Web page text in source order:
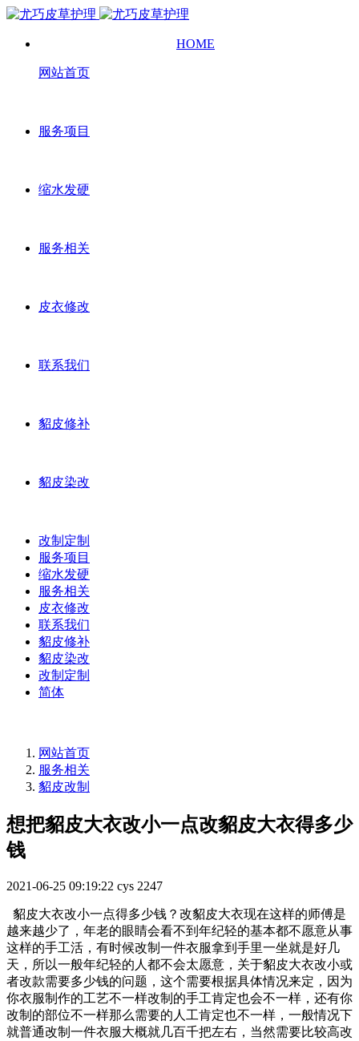
HOME
网站首页
服务项目
缩水发硬
服务相关
皮衣修改
联系我们
貂皮修补
貂皮染改
改制定制
服务项目
缩水发硬
服务相关
皮衣修改
联系我们
貂皮修补
貂皮染改
改制定制
简体
网站首页
服务相关
貂皮改制
想把貂皮大衣改小一点改貂皮大衣得多少
钱
2021-06-25 09:19:22 cys 2247
貂皮大衣改小一点得多少钱？改貂皮大衣现在这样的师傅是
越来越少了，年老的眼睛会看不到年纪轻的基本都不愿意从事
这样的手工活，有时候改制一件衣服拿到手里一坐就是好几
天，所以一般年纪轻的人都不会太愿意，关于貂皮大衣改小或
者改款需要多少钱的问题，这个需要根据具体情况来定，因为
你衣服制作的工艺不一样改制的手工肯定也会不一样，还有你
改制的部位不一样那么需要的人工肯定也不一样，一般情况下
就普通改制一件衣服大概就几百千把左右，当然需要比较高改